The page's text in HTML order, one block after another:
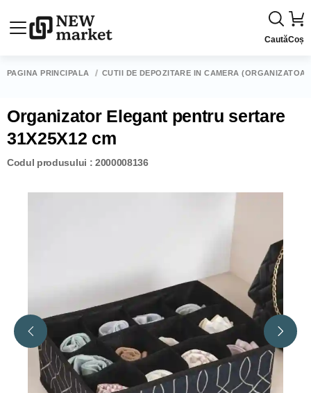
CautăCoș
PAGINA PRINCIPALĂ CUTII DE DEPOZITARE ÎN CAMERĂ
Organizator Elegant pentru sertare
31X25X12 cm
Codul produsului : 2000008136